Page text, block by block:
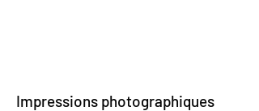
Impressions photographiques